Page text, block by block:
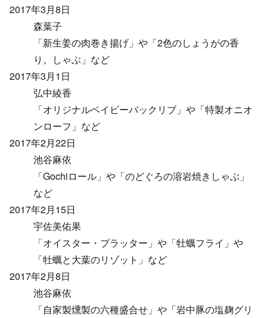
2017年3月8日
森葉子
「新生姜の肉巻き揚げ」や「2色のしょうがの香
り。しゃぶ」など
2017年3月1日
弘中綾香
「オリジナルベイビーバックリブ」や「特製オニオ
ンローフ」など
2017年2月22日
池谷麻依
「Gochiロール」や「のどぐろの溶岩焼きしゃぶ」
など
2017年2月15日
宇佐美佑果
「オイスター・プラッター」や「牡蠣フライ」や
「牡蠣と大葉のリゾット」など
2017年2月8日
池谷麻依
「自家製燻製の六種盛合せ」や「岩中豚の塩麹グリ